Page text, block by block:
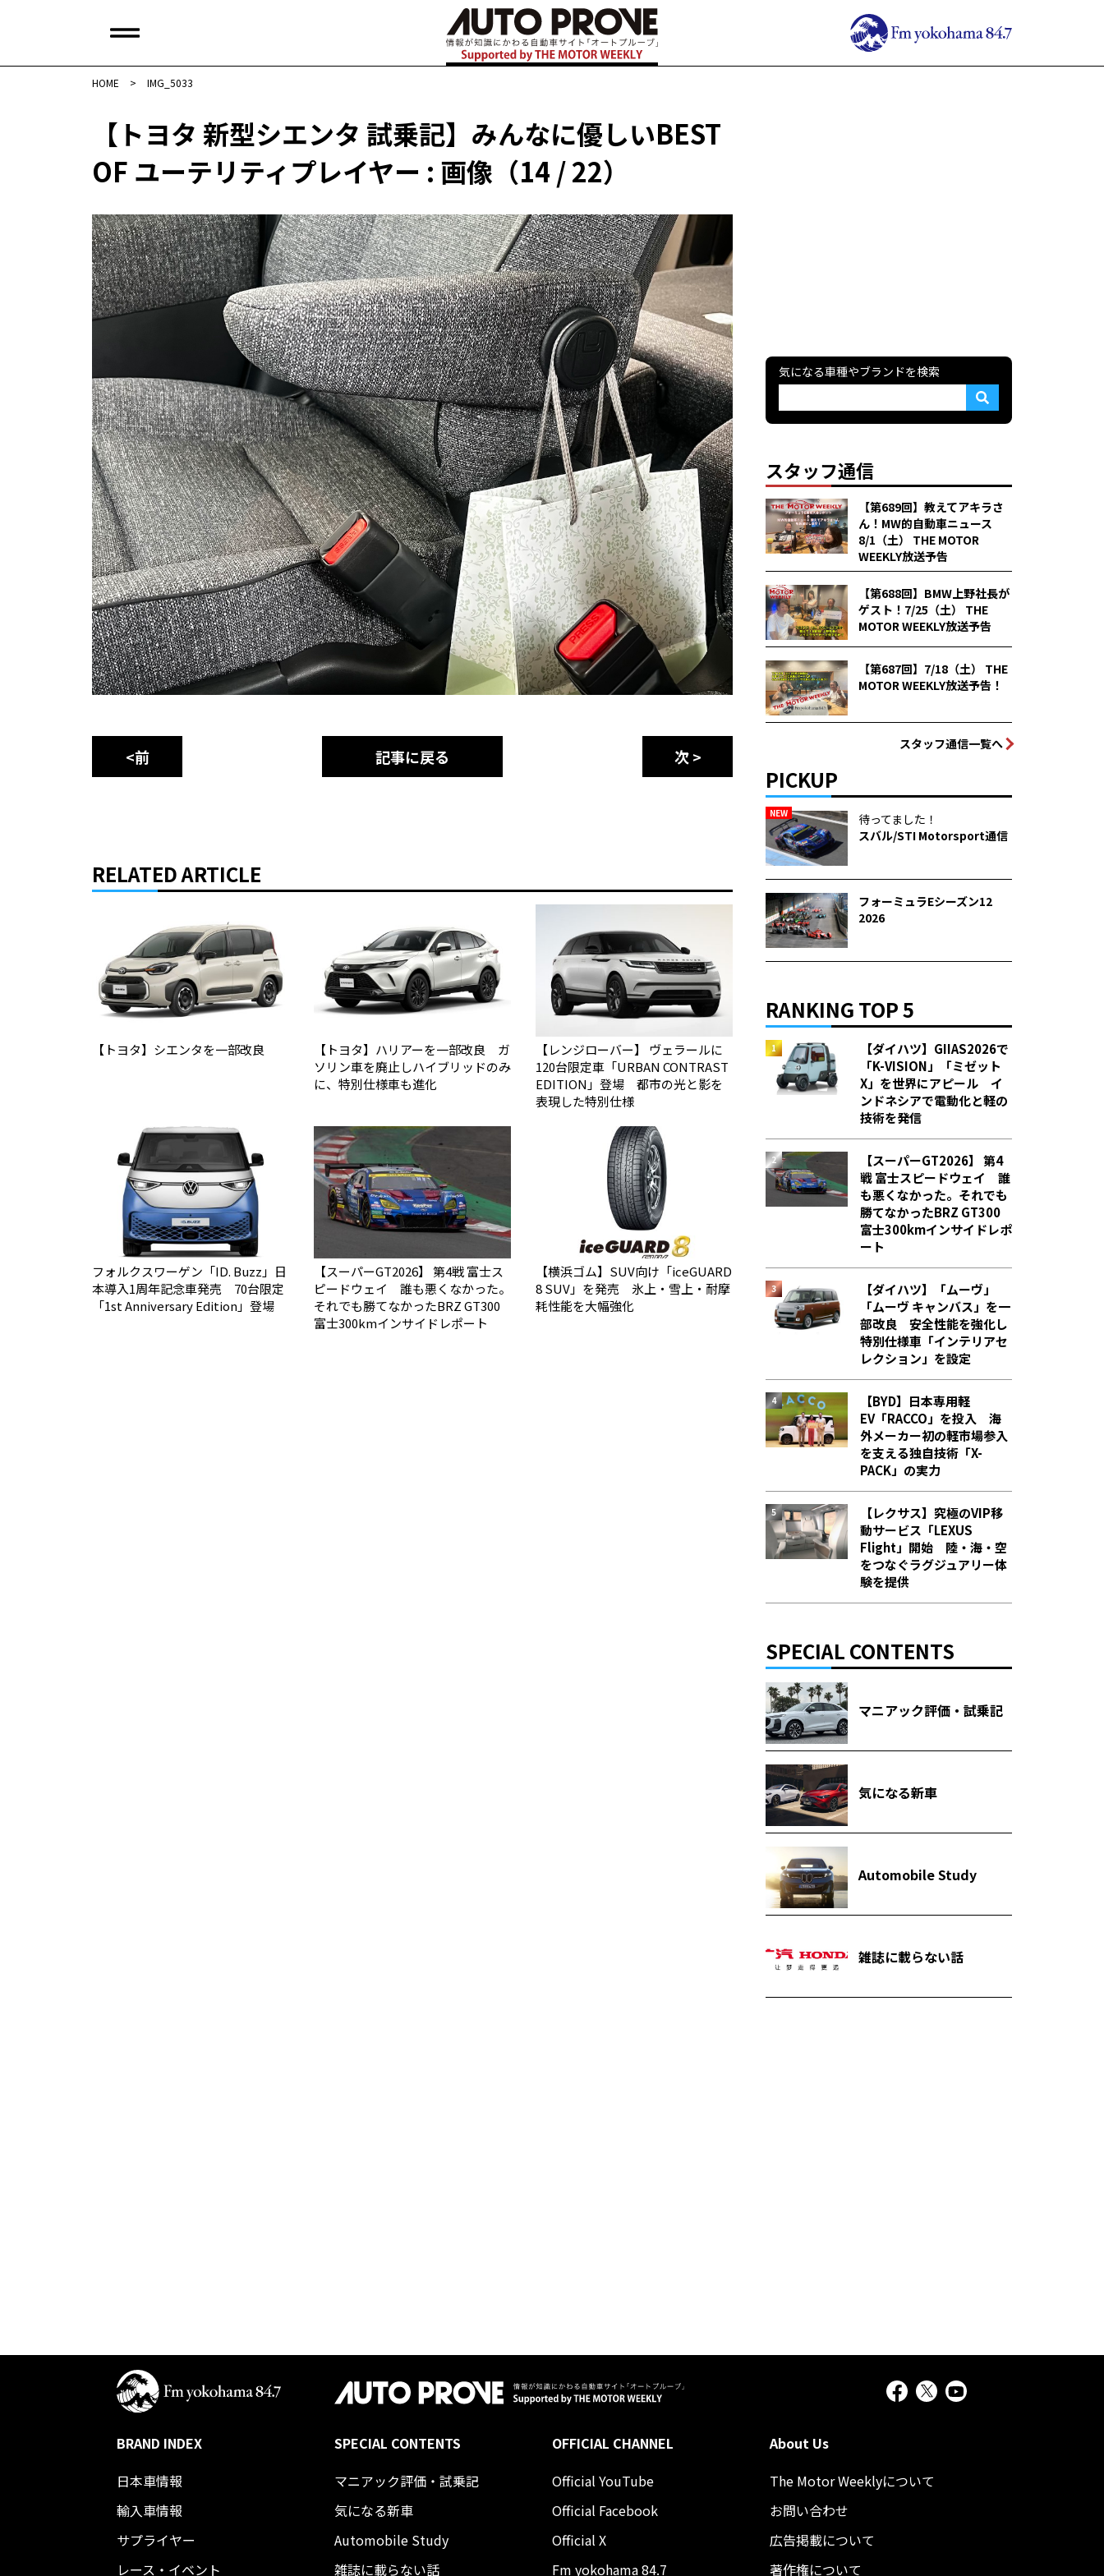
HOME > IMG_5033
【トヨタ 新型シエンタ 試乗記】みんなに優しいBEST
OF ユーテリティプレイヤー : 画像（14 / 22）
<前 記事に戻る 次 >
RELATED ARTICLE
【トヨタ】シエンタを一部改良
【トヨタ】ハリアーを一部改良 ガ
ソリン車を廃止しハイブリッドのみ
に、特別仕様車も進化
【レンジローバー】 ヴェラールに
120台限定車「URBAN CONTRAST
EDITION」登場 都市の光と影を
表現した特別仕様
フォルクスワーゲン「ID. Buzz」日
本導入1周年記念車発売 70台限定
「1st Anniversary Edition」登場
【スーパーGT2026】 第4戦 富士ス
ピードウェイ 誰も悪くなかった。
それでも勝てなかった――BRZ GT300
富士300kmインサイドレポート
【横浜ゴム】SUV向け「iceGUARD
8 SUV」を発売 氷上・雪上・耐摩
耗性能を大幅強化
気になる車種やブランドを検索
スタッフ通信
【第689回】教えてアキラさ
ん！MW的自動車ニュース
8/1（土） THE MOTOR
WEEKLY放送予告
【第688回】BMW上野社長が
ゲスト！7/25（土） THE
MOTOR WEEKLY放送予告
【第687回】7/18（土） THE
MOTOR WEEKLY放送予告！
スタッフ通信一覧へ
PICKUP
NEW
待ってました！
スバル/STI Motorsport通信
フォーミュラEシーズン12
2026
RANKING TOP 5
【ダイハツ】GIIAS2026で
「K-VISION」「ミゼット
X」を世界にアピール イ
ンドネシアで電動化と軽の
技術を発信
【スーパーGT2026】 第4
戦 富士スピードウェイ 誰
も悪くなかった。それでも
勝てなかった――BRZ GT300
富士300kmインサイドレポ
ート
【ダイハツ】「ムーヴ」
「ムーヴ キャンバス」を一
部改良 安全性能を強化し
特別仕様車「インテリアセ
レクション」を設定
【BYD】日本専用軽
EV「RACCO」を投入 海
外メーカー初の軽市場参入
を支える独自技術「X-
PACK」の実力
【レクサス】究極のVIP移
動サービス「LEXUS
Flight」開始 陸・海・空
をつなぐラグジュアリー体
験を提供
SPECIAL CONTENTS
マニアック評価・試乗記
気になる新車
Automobile Study
雑誌に載らない話
BRAND INDEX
日本車情報​
輸入車情報
サプライヤー
レース・イベント
SPECIAL CONTENTS
マニアック評価・試乗記
気になる新車
Automobile Study
雑誌に載らない話
OFFICIAL CHANNEL
Official YouTube
Official Facebook
Official X
Fm yokohama 84.7
About Us
The Motor Weeklyについて
お問い合わせ
広告掲載について
著作権について